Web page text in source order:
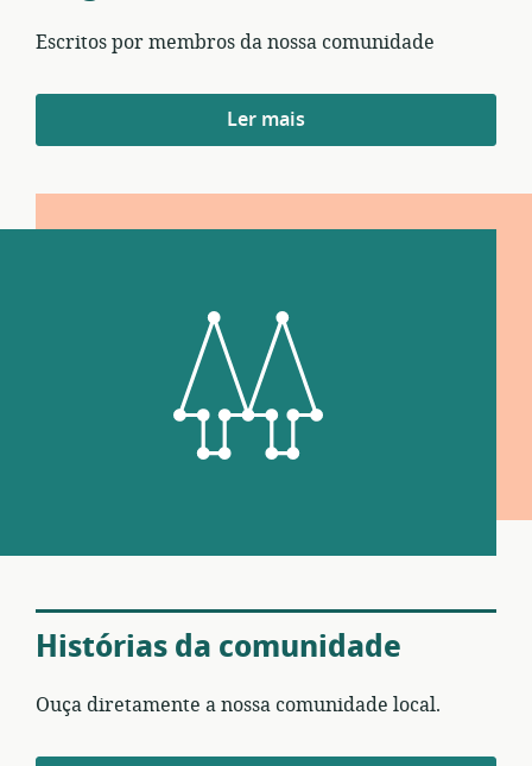
Escritos por membros da nossa comunidade
Blog
—
Ler mais
Histórias da comunidade
Ouça diretamente a nossa comunidade local.